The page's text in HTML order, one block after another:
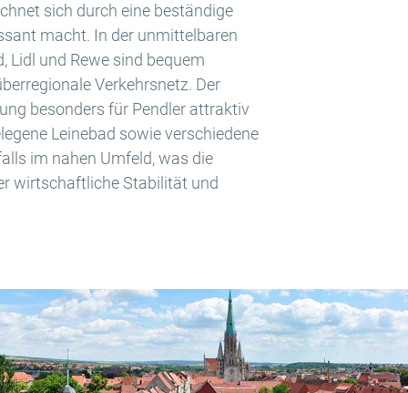
sich durch eine beständige
macht. In der unmittelbaren
Lidl und Rewe sind bequem
Verkehrsnetz. Der
besonders für Pendler attraktiv
Leinebad sowie verschiedene
im nahen Umfeld, was die
wirtschaftliche Stabilität und